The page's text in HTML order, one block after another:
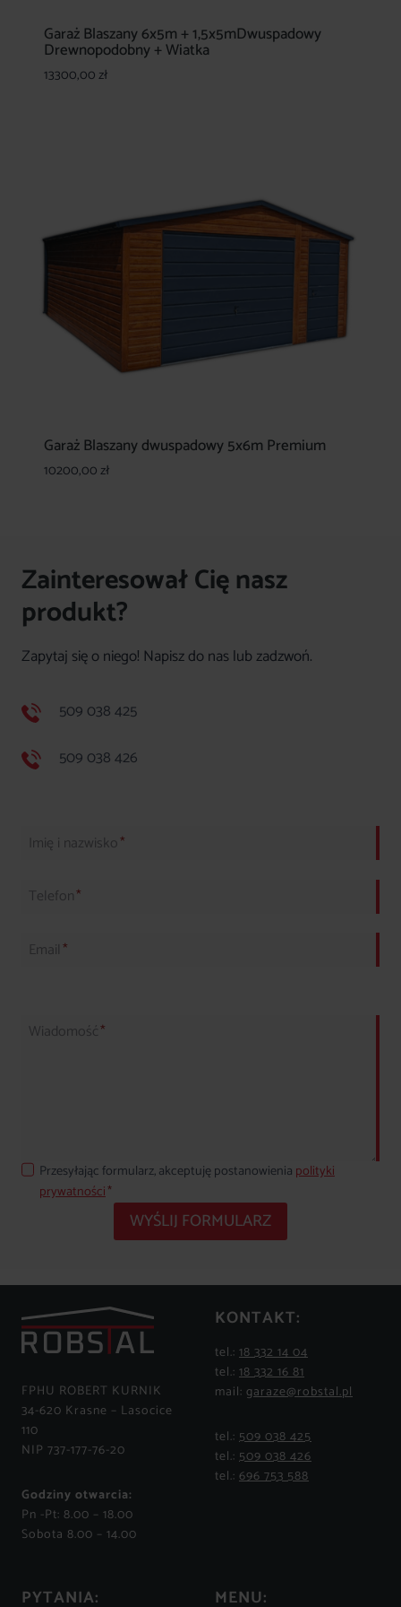
Garaż Blaszany 6x5m + 1,5x5mDwuspadowy
Drewnopodobny + Wiatka
13300,00zł
Garaż Blaszany dwuspadowy 5x6m Premium
10200,00zł
Zainteresował Cię nasz
produkt?
Zapytaj się o niego! Napisz do nas lub zadzwoń.
509 038 425
509 038 426
Imię i nazwisko*
Telefon*
Email *
Wiadomość*
Przesyłając formularz, akceptuję postanowienia polityki
prywatności*
WYŚLIJ FORMULARZ
FPHU ROBERT KURNIK
34-620 Krasne – Lasocice
110
NIP 737-177-76-20
Godziny otwarcia:
Pn -Pt: 8.00 – 18.00
Sobota 8.00 – 14.00
KONTAKT:
tel.: 18 332 14 04
tel.: 18 332 16 81
mail: garaze@robstal.pl
tel.: 509 038 425
tel.: 509 038 426
tel.: 696 753 588
PYTANIA: MENU: